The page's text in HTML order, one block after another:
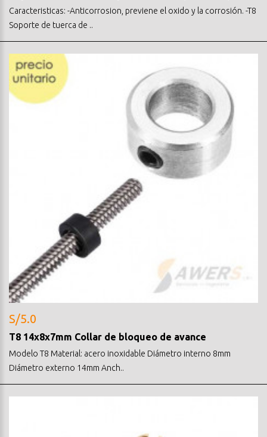
Caracteristicas: -Anticorrosion, previene el oxido y la corrosión. -T8
Soporte de tuerca de ..
S/5.0
T8 14x8x7mm Collar de bloqueo de avance
Modelo T8 Material: acero inoxidable Diámetro interno 8mm
Diámetro externo 14mm Anch..